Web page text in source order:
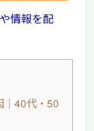
情報を配
｜40代・50